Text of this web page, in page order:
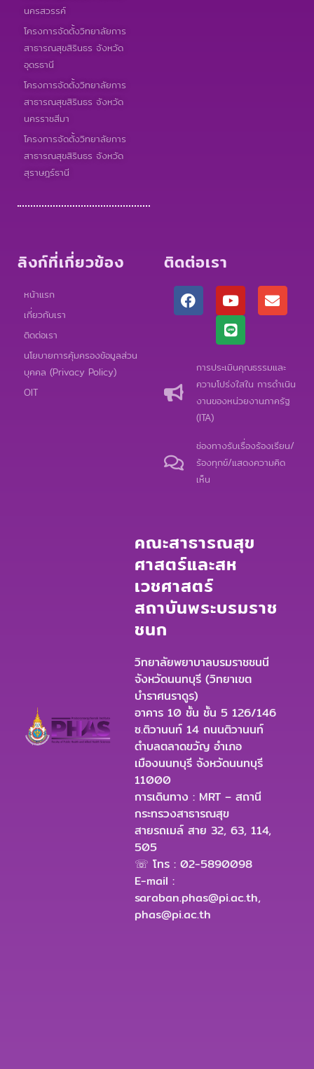
นครสวรรค์
โครงการจัดตั้งวิทยาลัยการ
สาธารณสุขสิรินธร จังหวัด
อุดรธานี
โครงการจัดตั้งวิทยาลัยการ
สาธารณสุขสิรินธร จังหวัด
นครราชสีมา
โครงการจัดตั้งวิทยาลัยการ
สาธารณสุขสิรินธร จังหวัด
สุราษฎร์ธานี
ลิงก์ที่เกี่ยวข้อง
หน้าแรก
เกี่ยวกับเรา
ติดต่อเรา
นโยบายการคุ้มครองข้อมูลส่วน
บุคคล (Privacy Policy)
OIT
ติดต่อเรา
F
a
c
Y
o
u
t
u
b
e
E
n
v
o
p
e
L
i
n
e
การประเมินคุณธรรมและ
ความโปร่งใสใน การดำเนิน
งานของหน่วยงานภาครัฐ
(ITA)
ช่องทางรับเรื่องร้องเรียน/
ร้องทุกข์/แสดงความคิด
เห็น
คณะสาธารณสุข
ศาสตร์และสห
เวชศาสตร์
สถาบันพระบรมราช
ชนก
วิทยาลัยพยาบาลบรมราชชนนี
จังหวัดนนทบุรี (วิทยาเขต
บำราศนราดูร)
อาคาร 10 ชั้น ชั้น 5 126/146
ซ.ติวานนท์ 14 ถนนติวานนท์
ตำบลตลาดขวัญ อำเภอ
เมืองนนทบุรี จังหวัดนนทบุรี
11000
การเดินทาง : MRT – สถานี
กระทรวงสาธารณสุข
สายรถเมล์ สาย 32, 63, 114,
505
☏ โทร : 02-5890098
E-mail :
saraban.phas@pi.ac.th,
phas@pi.ac.th